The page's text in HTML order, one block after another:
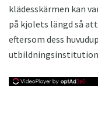
klädesskärmen kan
på kjolets längd så
eftersom dess